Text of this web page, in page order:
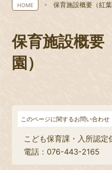
HOME 保育施設概要（紅
保育施設概要
園）
このページに関するお問い合わせ
こども保育課・入所認定
電話：076-443-2165